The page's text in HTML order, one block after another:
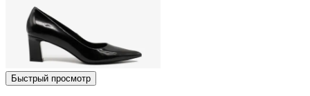
Быстрый просмотр